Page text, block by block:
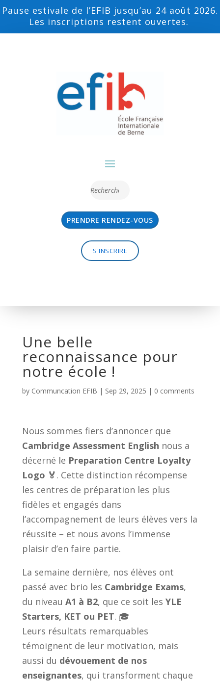
Pause estivale de l’EFIB jusqu’au 24 août 2026.
Les inscriptions restent ouvertes.
PRENDRE RENDEZ-VOUS
S'INSCRIRE
Une belle
reconnaissance pour
notre école !
by Communcation EFIB | Sep 29, 2025 | 0 comments
Nous sommes fiers d’annoncer que
Cambridge Assessment English nous a
décerné le Preparation Centre Loyalty
Logo 🏅. Cette distinction récompense
les centres de préparation les plus
fidèles et engagés dans
l’accompagnement de leurs élèves vers la
réussite – et nous avons l’immense
plaisir d’en faire partie.
La semaine dernière, nos élèves ont
passé avec brio les Cambridge Exams,
du niveau A1 à B2, que ce soit les YLE
Starters, KET ou PET. 🎓
Leurs résultats remarquables
témoignent de leur motivation, mais
aussi du dévouement de nos
enseignantes, qui transforment chaque